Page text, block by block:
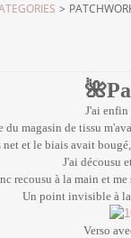
>
J'ai
du magasin de tissu
net et le biais avait
J'ai décousu
recousu à la main et
Un point invisible à
Verso